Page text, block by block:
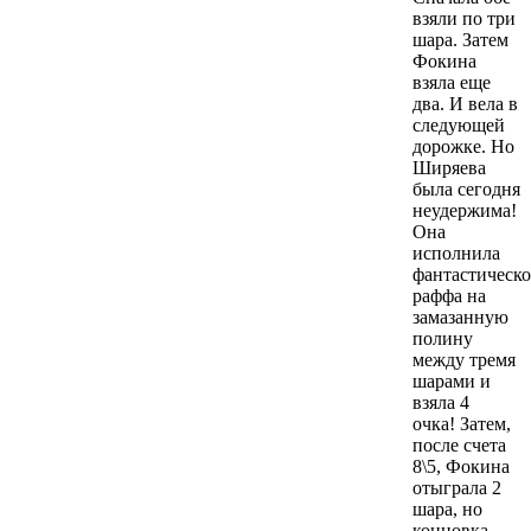
взяли по три
шара. Затем
Фокина
взяла еще
два. И вела в
следующей
дорожке. Но
Ширяева
была сегодня
неудержима!
Она
исполнила
раффа на
замазанную
полину
между тремя
шарами и
взяла 4
очка! Затем,
после счета
8\5, Фокина
отыграла 2
шара, но